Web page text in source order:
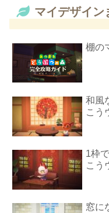
マイデザイン
棚の
和風
こう
1枠
こう
窓に